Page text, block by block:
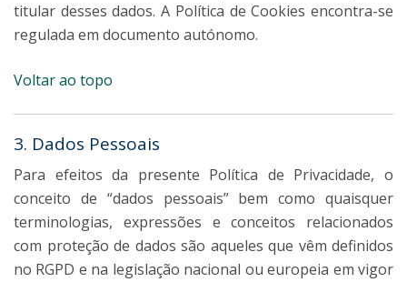
titular desses dados. A Política de Cookies encontra-se
regulada em documento autónomo.
Voltar ao topo
3. Dados Pessoais
Para efeitos da presente Política de Privacidade, o
conceito de “dados pessoais” bem como quaisquer
terminologias, expressões e conceitos relacionados
com proteção de dados são aqueles que vêm definidos
no RGPD e na legislação nacional ou europeia em vigor